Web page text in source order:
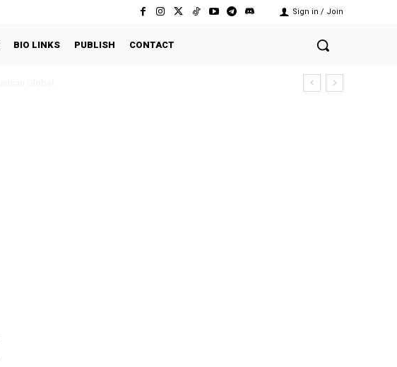
Sign in / Join
BIO LINKS PUBLISH CONTACT